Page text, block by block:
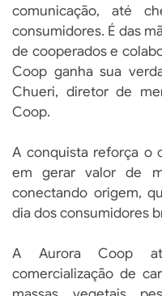
comunicação, até
consumidores. É das
de cooperados e
Coop ganha sua
Chueri, diretor de
Coop.
A conquista reforça o
em gerar valor de
conectando origem,
dia dos consumidores
A Aurora Coop
comercialização de